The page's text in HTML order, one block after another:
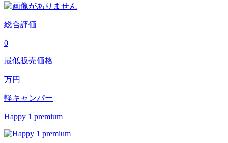
総合評価
0
最低販売価格
万円
軽キャンパー
Happy 1 premium